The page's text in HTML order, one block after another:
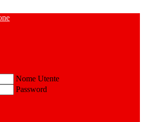
Nome Utente
Password